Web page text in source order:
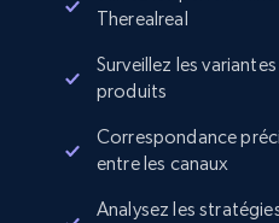
Therealreal
Surveillez les
produits
Correspondance
entre les canaux
Analysez les